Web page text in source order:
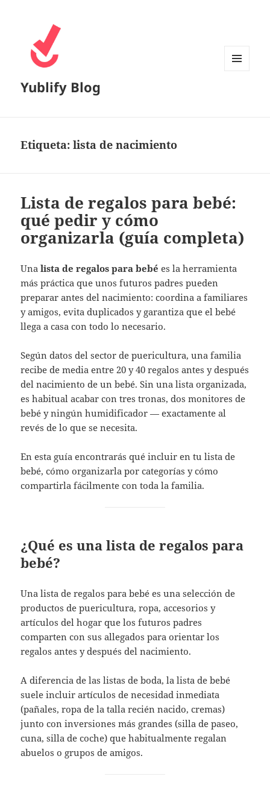
Yublify Blog
Etiqueta:lista de nacimiento
Lista de regalos para bebé:
qué pedir y cómo
organizarla (guía completa)
Unalista de regalos para bebé es la herramienta
más práctica que unos futuros padres pueden
preparar antes del nacimiento: coordina a familiares
y amigos, evita duplicados y garantiza que el bebé
llega a casa con todo lo necesario.
Según datos del sector de puericultura, una familia
recibe de media entre 20 y 40 regalos antes y después
del nacimiento de un bebé. Sin una lista organizada,
es habitual acabar con tres tronas, dos monitores de
bebé y ningún humidificador — exactamente al
revés de lo que se necesita.
En esta guía encontrarás qué incluir en tu lista de
bebé, cómo organizarla por categorías y cómo
compartirla fácilmente con toda la familia.
¿Qué es una lista de regalos para
bebé?
Una lista de regalos para bebé es una selección de
productos de puericultura, ropa, accesorios y
artículos del hogar que los futuros padres
comparten con sus allegados para orientar los
regalos antes y después del nacimiento.
A diferencia de las listas de boda, la lista de bebé
suele incluir artículos de necesidad inmediata
(pañales, ropa de la talla recién nacido, cremas)
junto con inversiones más grandes (silla de paseo,
cuna, silla de coche) que habitualmente regalan
abuelos o grupos de amigos.